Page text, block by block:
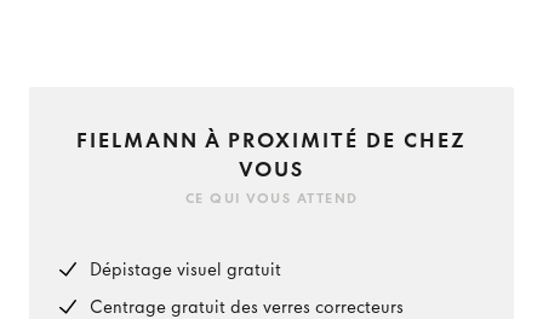
FIELMANN À PROXIMITÉ DE CHEZ
VOUS
CE QUI VOUS ATTEND
Dépistage visuel gratuit
Centrage gratuit des verres correcteurs